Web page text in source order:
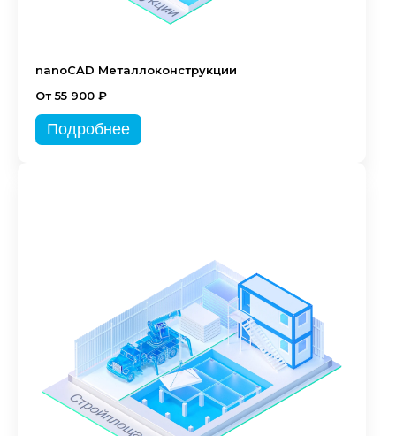
nanoCAD Металлоконструкции
От 55 900 ₽
Подробнее